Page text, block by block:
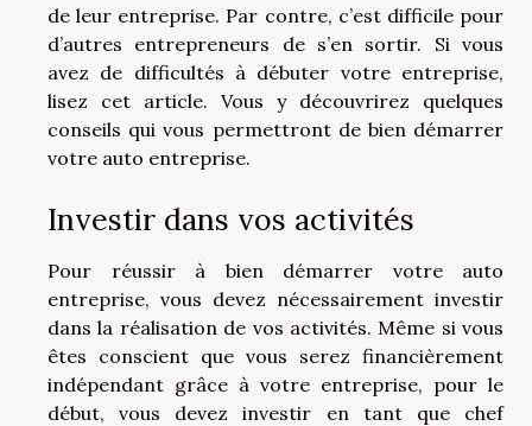
de leur entreprise. Par contre, c’est difficile pour
d’autres entrepreneurs de s’en sortir. Si vous
avez de difficultés à débuter votre entreprise,
lisez cet article. Vous y découvrirez quelques
conseils qui vous permettront de bien démarrer
votre auto entreprise.
Investir dans vos activités
Pour réussir à bien démarrer votre auto
entreprise, vous devez nécessairement investir
dans la réalisation de vos activités. Même si vous
êtes conscient que vous serez financièrement
indépendant grâce à votre entreprise, pour le
début, vous devez investir en tant que chef